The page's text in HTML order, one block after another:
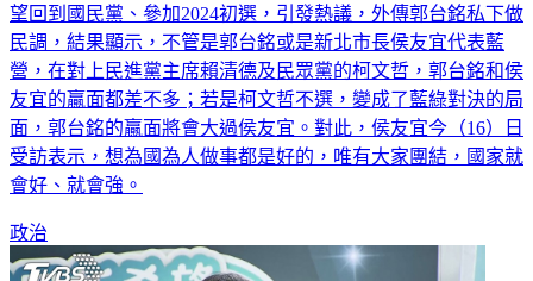
鴻海創辦人郭台銘日前與立法院前院長王金平會談後，表態希
望回到國民黨、參加2024初選，引發熱議，外傳郭台銘私下做
民調，結果顯示，不管是郭台銘或是新北市長侯友宜代表藍
營，在對上民進黨主席賴清德及民眾黨的柯文哲，郭台銘和侯
友宜的贏面都差不多；若是柯文哲不選，變成了藍綠對決的局
面，郭台銘的贏面將會大過侯友宜。對此，侯友宜今（16）日
受訪表示，想為國為人做事都是好的，唯有大家團結，國家就
政治